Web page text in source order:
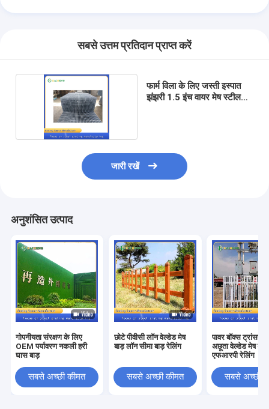
सबसे उत्तम प्रतिदान प्राप्त करें
फार्म विला के लिए जस्ती इस्पात
झंझरी 1.5 इंच वायर मेष स्टील
जारी रखें
अनुशंसित उत्पाद
गोपनीयता संरक्षण के लिए
OEM पर्यावरण नकली हरी
घास बाड़
सबसे अच्छी कीमत
छोटे पीवीसी लॉन वेल्डेड मेष
बाड़ लॉन सीमा बाड़ रेलिंग
सबसे अच्छी कीमत
पावर बॉक्स
अछूता वेल्डेड मेष बाड़
एफआरपी रेलिंग
सबसे अच्छी